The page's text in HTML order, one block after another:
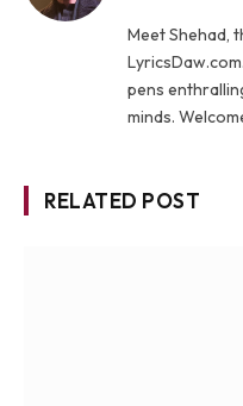
Meet Shehad,
pens
minds.
RELATED POST